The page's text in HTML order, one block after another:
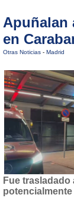
Apuñalan
en
Otras Noticias - Madrid
Fue